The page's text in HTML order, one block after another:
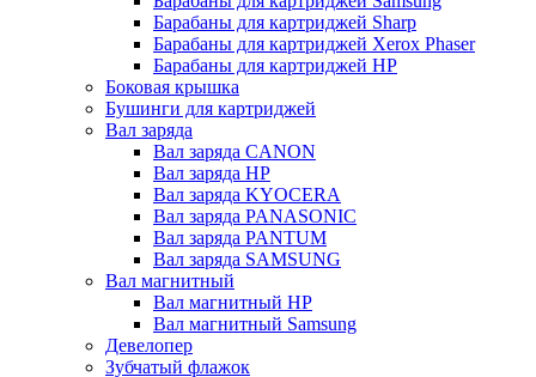
Барабаны для картриджей Sharp
Барабаны для картриджей Xerox Phaser
Барабаны для картриджей НР
Боковая крышка
Бушинги для картриджей
Вал заряда
Вал заряда CANON
Вал заряда HP
Вал заряда KYOCERA
Вал заряда PANASONIC
Вал заряда PANTUM
Вал заряда SAMSUNG
Вал магнитный
Вал магнитный HP
Вал магнитный Samsung
Девелопер
Зубчатый флажок